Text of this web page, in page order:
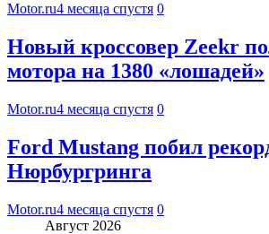
Motor.ru4 месяца спустя 0
Новый кроссовер Zeekr
мотора на 1380 «лошадей»
Motor.ru4 месяца спустя 0
Ford Mustang побил
Нюрбургринга
Motor.ru4 месяца спустя 0
Август 2026